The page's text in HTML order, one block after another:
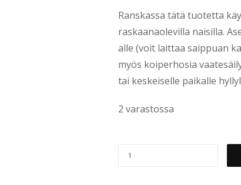
Ranskassa tätä tuotetta
raskaanaolevilla naisilla.
alle (voit laittaa saippuan
myös koiperhosia
tai keskeiselle paikalle
2 varastossa